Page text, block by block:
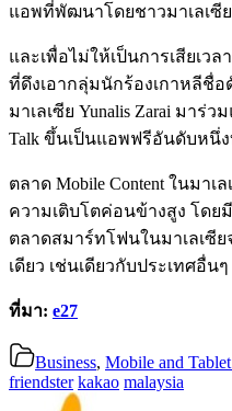
แอพที่พัฒนาโดยชาวมาเลเซี
และเพื่อไม่ให้เป็นการเสียเว
ที่ดึงเอากลุ่มนักร้องเกาหลีชื่อ
มาเลเซีย Yunalis Zarai มาร่
Talk ขึ้นเป็นแอพฟรีอันดับหนึ่ง
ตลาด Mobile Content ในมา
ความเติบโตค่อนข้างสูง โดย
ตลาดสมาร์ทโฟนในมาเลเซี
เดียว เช่นเดียวกับประเทศอื่
ที่มา: e27
Business, Mobile and
friendster kakao malaysia